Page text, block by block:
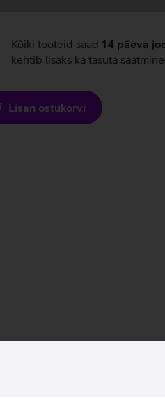
Kõiki tooteid saad 14 päeva
kehtib lisaks ka tasuta saatmine.
Lisan ostukorvi